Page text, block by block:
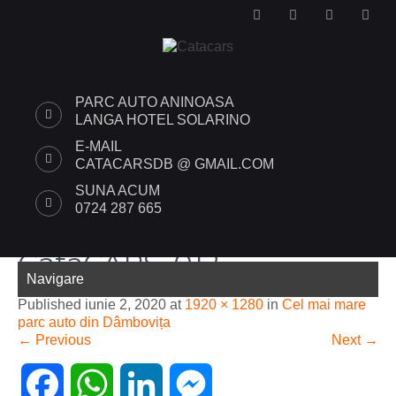
PARC AUTO ANINOASA
LANGA HOTEL SOLARINO
E-MAIL
CATACARSDB @ GMAIL.COM
SUNA ACUM
0724 287 665
Navigare
CataCARS_012
Published iunie 2, 2020 at 1920 × 1280 in Cel mai mare
parc auto din Dâmbovița
← Previous Next →